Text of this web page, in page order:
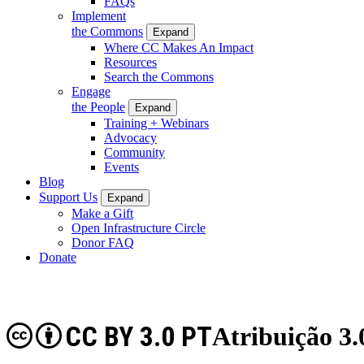
Implement
the Commons
Expand
Where CC Makes An Impact
Resources
Search the Commons
Engage
the People
Expand
Training + Webinars
Advocacy
Community
Events
Blog
Support Us
Expand
Make a Gift
Open Infrastructure Circle
Donor FAQ
Donate
Atribuição
CC BY 3.0 PT